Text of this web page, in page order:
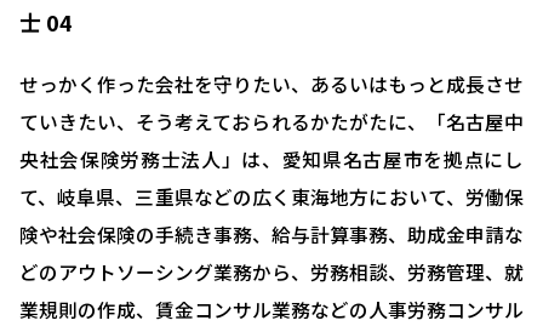
士 04
せっかく作った会社を守りたい、あるいはもっと成長させ
ていきたい、そう考えておられるかたがたに、「名古屋中
央社会保険労務士法人」は、愛知県名古屋市を拠点にし
て、岐阜県、三重県などの広く東海地方において、労働保
険や社会保険の手続き事務、給与計算事務、助成金申請な
どのアウトソーシング業務から、労務相談、労務管理、就
業規則の作成、賃金コンサル業務などの人事労務コンサル